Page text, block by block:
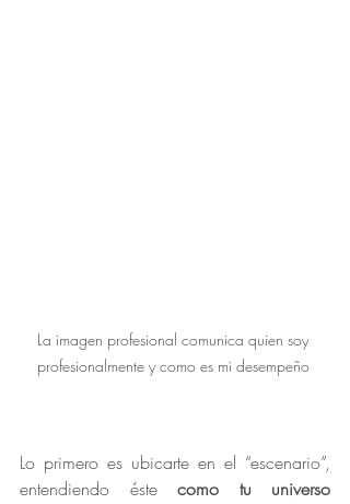
La imagen profesional comunica quien soy
profesionalmente y como es mi desempeño
Lo primero es ubicarte en el “escenario”,
entendiendo éste como tu universo